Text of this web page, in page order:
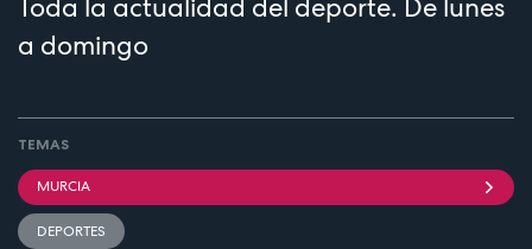
Toda la actualidad del deporte. De lunes
a domingo
TEMAS
MURCIA
DEPORTES